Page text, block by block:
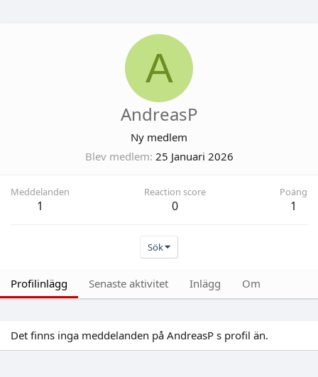
A
AndreasP
Ny medlem
Blev medlem 25 Januari 2026
Meddelanden
1
Reaction score
0
Poäng
1
Sök
Profilinlägg Senaste aktivitet Inlägg Om
Det finns inga meddelanden på AndreasP s profil än.